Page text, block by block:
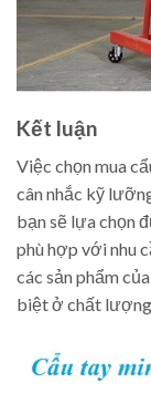
Kết luận
Việc chọn mua
cân nhắc kỹ
bạn sẽ lựa chọn
phù hợp với nhu
các sản phẩm
biệt ở chất